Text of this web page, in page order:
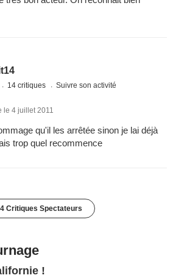
14 critiques Suivre son activité
le 4 juillet 2011
qu'il les arrêtée sinon je lai déjà
trop quel recommence
Critiques Spectateurs
!